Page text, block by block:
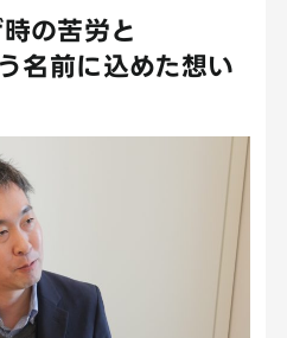
の苦労と
名前に込めた想い